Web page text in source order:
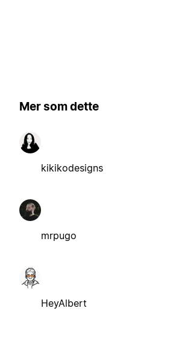
Mer som dette
kikikodesigns
mrpugo
HeyAlbert